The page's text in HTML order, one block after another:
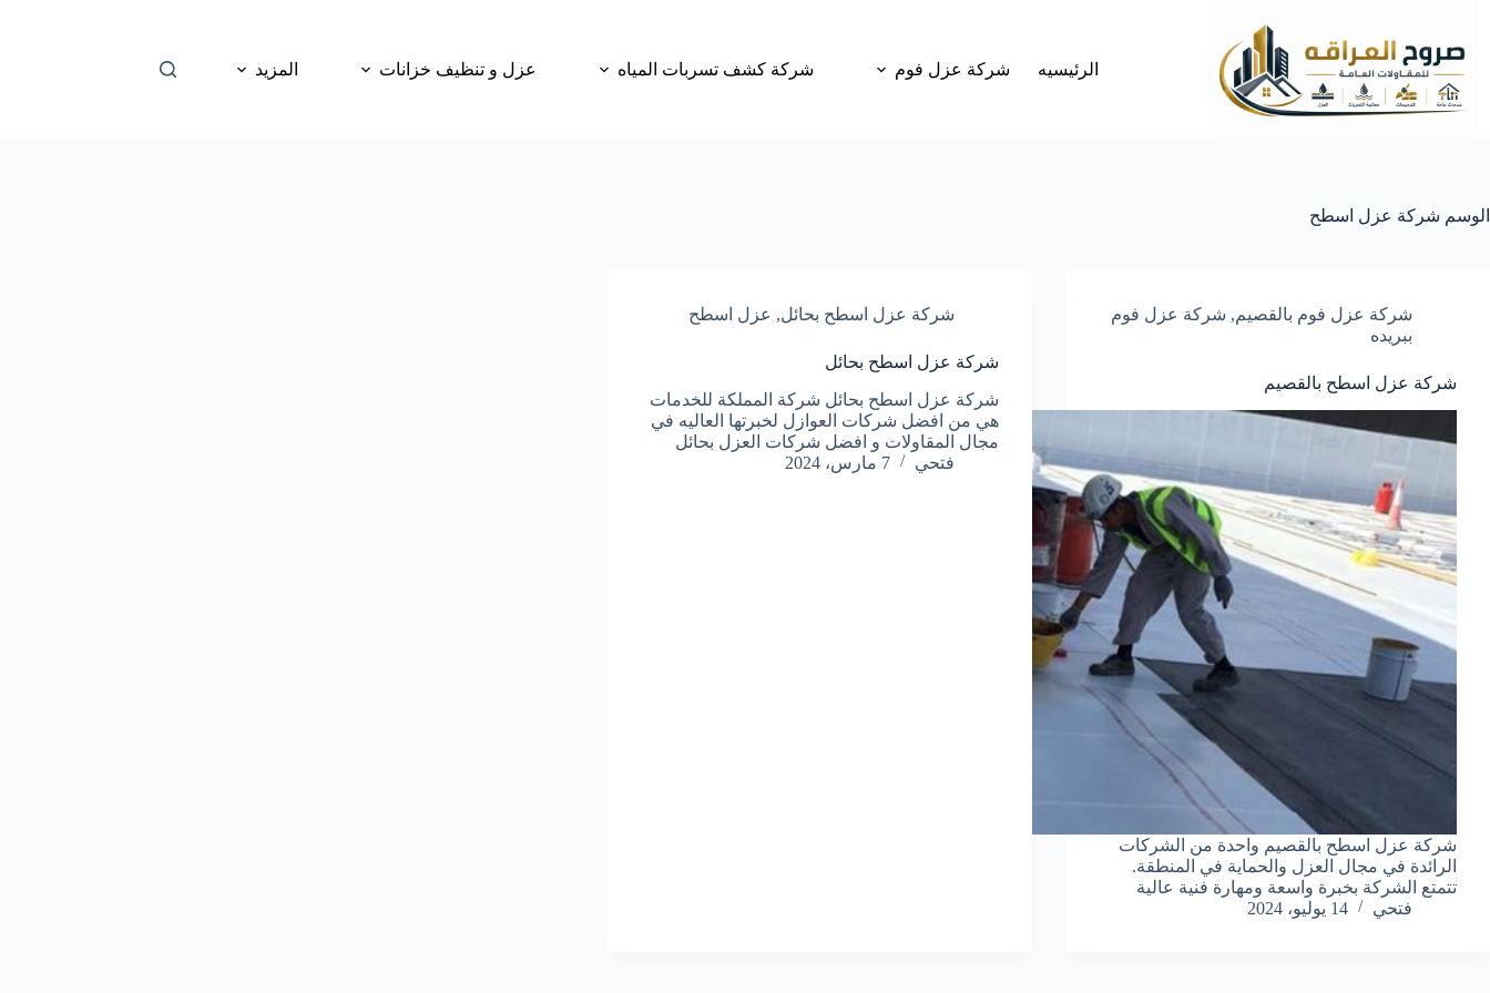
المحتوى
الرئيسيه
شركة عزل فوم شركة كشف تسربات المياه عزل و تنظيف خزانات المزيد
الوسم شركة عزل اسطح
شركة عزل فوم بالقصيم, شركة عزل فوم
ببريده
شركة عزل اسطح بالقصيم
شركة عزل اسطح بالقصيم واحدة من الشركات
الرائدة في مجال العزل والحماية في المنطقة.
تتمتع الشركة بخبرة واسعة ومهارة فنية عالية
فتحي
14 يوليو، 2024
شركة عزل اسطح بحائل, عزل اسطح
شركة عزل اسطح بحائل
شركة عزل اسطح بحائل شركة المملكة للخدمات
هي من افضل شركات العوازل لخبرتها العاليه في
مجال المقاولات و افضل شركات العزل بحائل
فتحي
7 مارس، 2024